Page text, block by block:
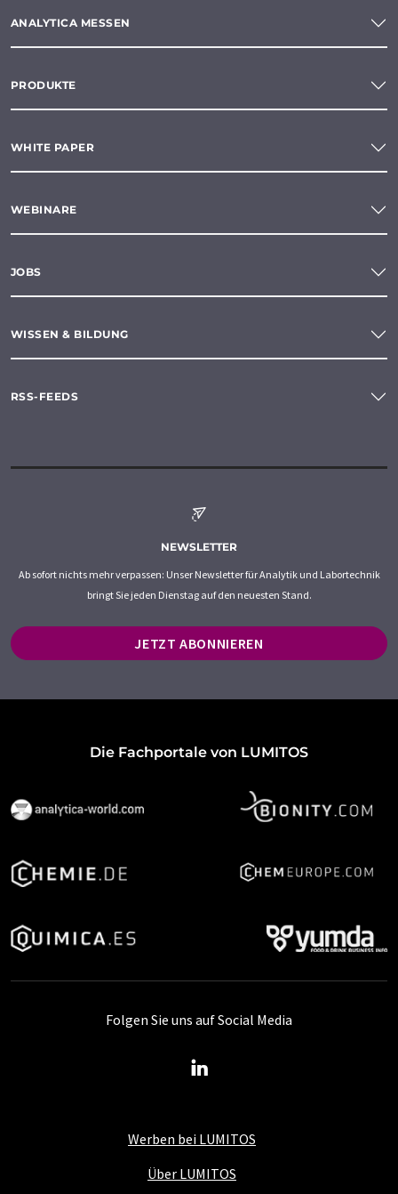
ANALYTICA MESSEN
PRODUKTE
WHITE PAPER
WEBINARE
JOBS
WISSEN & BILDUNG
RSS-FEEDS
NEWSLETTER
Ab sofort nichts mehr verpassen: Unser Newsletter für Analytik und Labortechnik
bringt Sie jeden Dienstag auf den neuesten Stand.
JETZT ABONNIEREN
Die Fachportale von LUMITOS
Werben bei LUMITOS
Über LUMITOS
Folgen Sie uns auf Social Media